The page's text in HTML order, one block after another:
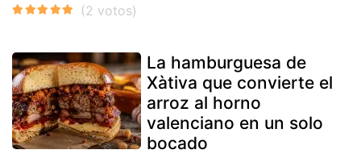
La hamburguesa de
Xàtiva que convierte el
arroz al horno
valenciano en un solo
bocado